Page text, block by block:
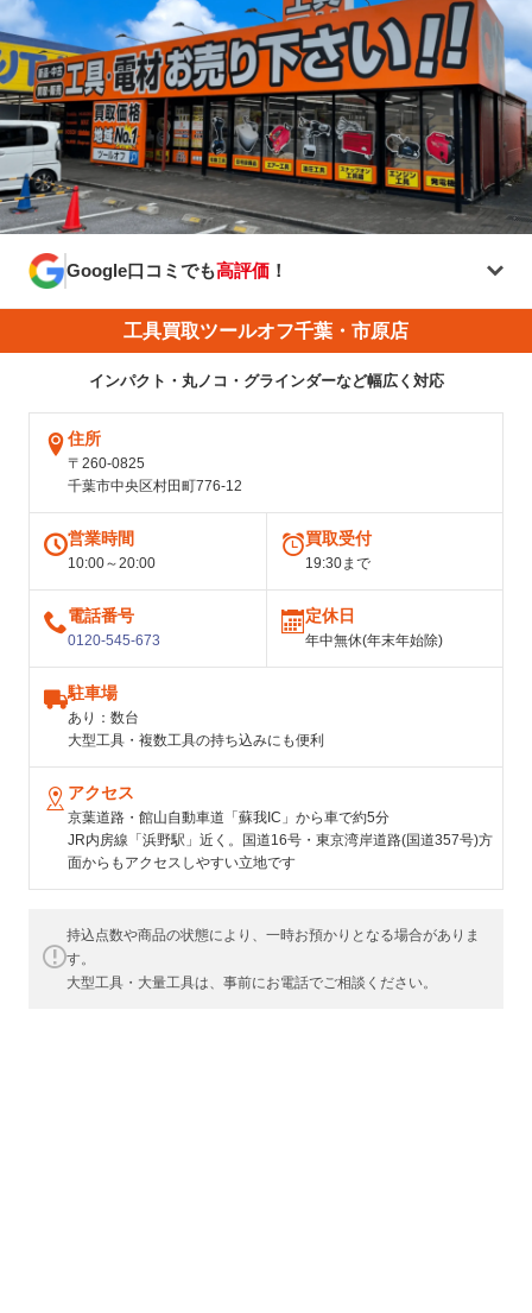
Google口コミでも高評価 ！
工具買取ツールオフ千葉・市原店
インパクト・丸ノコ・グラインダーなど幅広く対応
住所
〒260-0825
千葉市中央区村田町776-12
営業時間
10:00～20:00
買取受付
19:30まで
電話番号
0120-545-673
定休日
年中無休(年末年始除)
駐車場
あり：数台
大型工具・複数工具の持ち込みにも便利
アクセス
京葉道路・館山自動車道「蘇我IC」から車で約5分
JR内房線「浜野駅」近く。国道16号・東京湾岸道路(国道357号)方
面からもアクセスしやすい立地です
持込点数や商品の状態により、一時お預かりとなる場合がありま
す。
大型工具・大量工具は、事前にお電話でご相談ください。